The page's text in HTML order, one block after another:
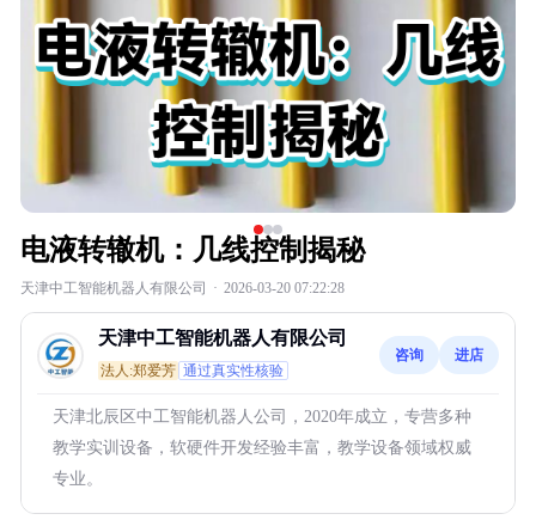
电液转辙机：几线控制揭秘
天津中工智能机器人有限公司 · 2026-03-20 07:22:28
天津中工智能机器人有限公司
法人:郑爱芳 通过真实性核验
咨询 进店
天津北辰区中工智能机器人公司，2020年成立，专营多种
教学实训设备，软硬件开发经验丰富，教学设备领域权威
专业。